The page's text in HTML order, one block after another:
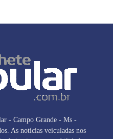
- Campo Grande - Ms -
As notícias veiculadas nos